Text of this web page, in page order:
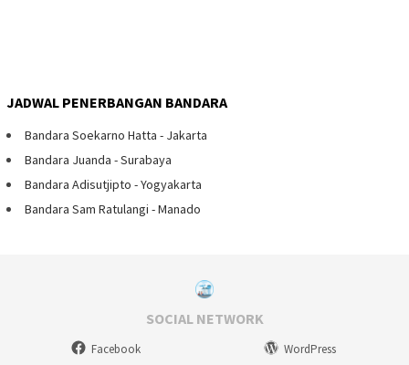
JADWAL PENERBANGAN BANDARA
Bandara Soekarno Hatta - Jakarta
Bandara Juanda - Surabaya
Bandara Adisutjipto - Yogyakarta
Bandara Sam Ratulangi - Manado
SOCIAL NETWORK
Facebook WordPress